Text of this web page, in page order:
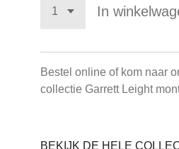
In
Bestel online of kom naar
collectie Garrett Leight
BEKIJK DE HELE